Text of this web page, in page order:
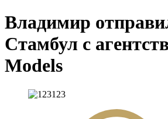
Владимир
Стамбул с
Models